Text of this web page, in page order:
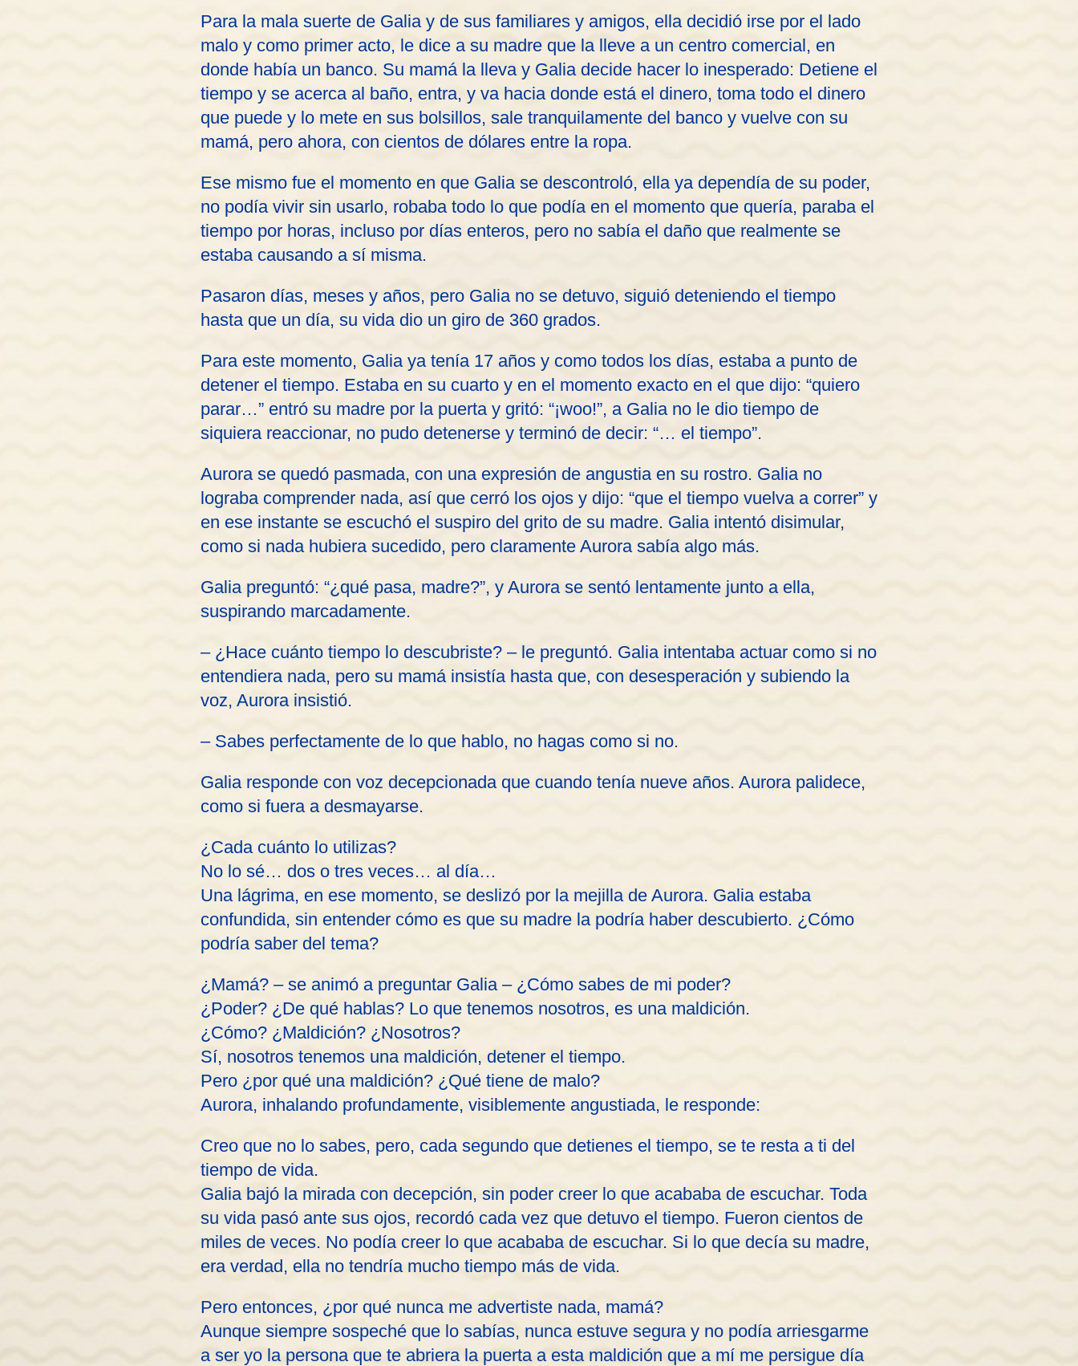
Para la mala suerte de Galia y de sus familiares y amigos, ella decidió irse por el lado
malo y como primer acto, le dice a su madre que la lleve a un centro comercial, en
donde había un banco. Su mamá la lleva y Galia decide hacer lo inesperado: Detiene el
tiempo y se acerca al baño, entra, y va hacia donde está el dinero, toma todo el dinero
que puede y lo mete en sus bolsillos, sale tranquilamente del banco y vuelve con su
mamá, pero ahora, con cientos de dólares entre la ropa.
Ese mismo fue el momento en que Galia se descontroló, ella ya dependía de su poder,
no podía vivir sin usarlo, robaba todo lo que podía en el momento que quería, paraba el
tiempo por horas, incluso por días enteros, pero no sabía el daño que realmente se
estaba causando a sí misma.
Pasaron días, meses y años, pero Galia no se detuvo, siguió deteniendo el tiempo
hasta que un día, su vida dio un giro de 360 grados.
Para este momento, Galia ya tenía 17 años y como todos los días, estaba a punto de
detener el tiempo. Estaba en su cuarto y en el momento exacto en el que dijo: “quiero
parar…” entró su madre por la puerta y gritó: “¡woo!”, a Galia no le dio tiempo de
siquiera reaccionar, no pudo detenerse y terminó de decir: “… el tiempo”.
Aurora se quedó pasmada, con una expresión de angustia en su rostro. Galia no
lograba comprender nada, así que cerró los ojos y dijo: “que el tiempo vuelva a correr” y
en ese instante se escuchó el suspiro del grito de su madre. Galia intentó disimular,
como si nada hubiera sucedido, pero claramente Aurora sabía algo más.
Galia preguntó: “¿qué pasa, madre?”, y Aurora se sentó lentamente junto a ella,
suspirando marcadamente.
– ¿Hace cuánto tiempo lo descubriste? – le preguntó. Galia intentaba actuar como si no
entendiera nada, pero su mamá insistía hasta que, con desesperación y subiendo la
voz, Aurora insistió.
– Sabes perfectamente de lo que hablo, no hagas como si no.
Galia responde con voz decepcionada que cuando tenía nueve años. Aurora palidece,
como si fuera a desmayarse.
¿Cada cuánto lo utilizas?
No lo sé… dos o tres veces… al día…
Una lágrima, en ese momento, se deslizó por la mejilla de Aurora. Galia estaba
confundida, sin entender cómo es que su madre la podría haber descubierto. ¿Cómo
podría saber del tema?
¿Mamá? – se animó a preguntar Galia – ¿Cómo sabes de mi poder?
¿Poder? ¿De qué hablas? Lo que tenemos nosotros, es una maldición.
¿Cómo? ¿Maldición? ¿Nosotros?
Sí, nosotros tenemos una maldición, detener el tiempo.
Pero ¿por qué una maldición? ¿Qué tiene de malo?
Aurora, inhalando profundamente, visiblemente angustiada, le responde:
Creo que no lo sabes, pero, cada segundo que detienes el tiempo, se te resta a ti del
tiempo de vida.
Galia bajó la mirada con decepción, sin poder creer lo que acababa de escuchar. Toda
su vida pasó ante sus ojos, recordó cada vez que detuvo el tiempo. Fueron cientos de
miles de veces. No podía creer lo que acababa de escuchar. Si lo que decía su madre,
era verdad, ella no tendría mucho tiempo más de vida.
Pero entonces, ¿por qué nunca me advertiste nada, mamá?
Aunque siempre sospeché que lo sabías, nunca estuve segura y no podía arriesgarme
a ser yo la persona que te abriera la puerta a esta maldición que a mí me persigue día